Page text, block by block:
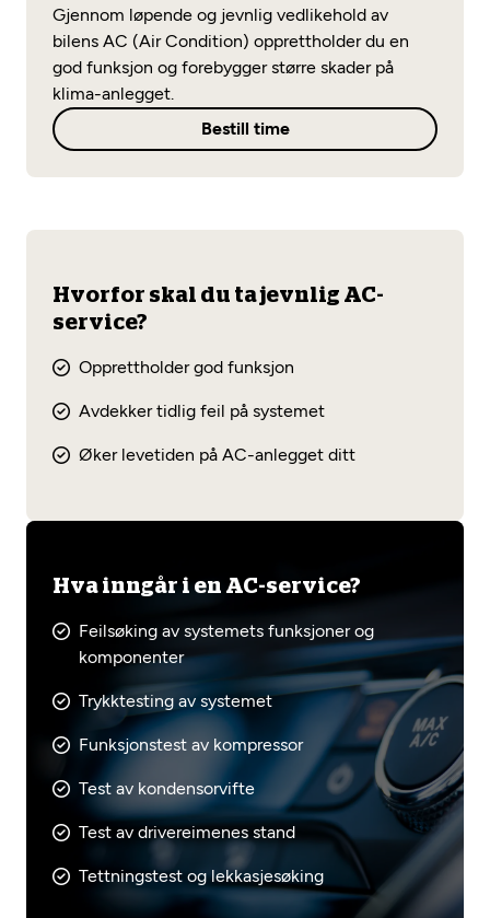
Diagnose/Feilsøking
Se alle (52) tjenester her
Les mer
Fritt verkstedvalg
Lønnsomt valg
Mobilitetsgaranti
Opprett en konto
Gjennom løpende og jevnlig vedlikehold av
bilens AC (Air Condition) opprettholder du en
god funksjon og forebygger større skader på
klima-anlegget.
Bestill time
Hvorfor skal du ta jevnlig AC-
service?
Opprettholder god funksjon
Avdekker tidlig feil på systemet
Øker levetiden på AC-anlegget ditt
Hva inngår i en AC-service?
Feilsøking av systemets funksjoner og
komponenter
Trykktesting av systemet
Funksjonstest av kompressor
Test av kondensorvifte
Test av drivereimenes stand
Tettningstest og lekkasjesøking